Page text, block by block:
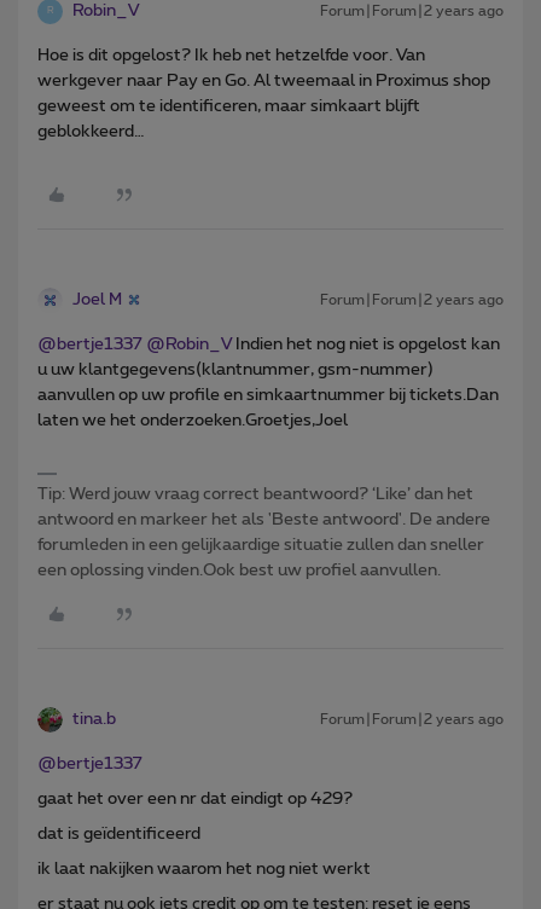
R Robin_V Forum|Forum|2 years ago
Hoe is dit opgelost? Ik heb net hetzelfde voor. Van
werkgever naar Pay en Go. Al tweemaal in Proximus shop
geweest om te identificeren, maar simkaart blijft
geblokkeerd…
Joel M Forum|Forum|2 years ago
@bertje1337 @Robin_VIndien het nog niet is opgelost kan
u uw klantgegevens(klantnummer, gsm-nummer)
aanvullen op uw profile en simkaartnummer bij tickets.Dan
laten we het onderzoeken.Groetjes,Joel
Tip: Werd jouw vraag correct beantwoord? ‘Like’ dan het
antwoord en markeer het als 'Beste antwoord'. De andere
forumleden in een gelijkaardige situatie zullen dan sneller
een oplossing vinden.Ook best uw profiel aanvullen.
tina.b Forum|Forum|2 years ago
@bertje1337
gaat het over een nr dat eindigt op 429?
dat is geïdentificeerd
ik laat nakijken waarom het nog niet werkt
er staat nu ook iets credit op om te testen: reset je eens